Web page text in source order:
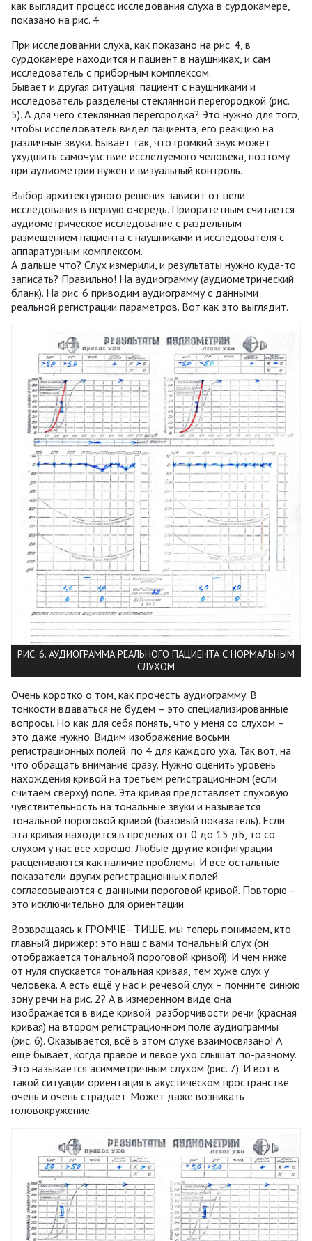
как выглядит процесс исследования слуха в сурдокамере,
показано на рис. 4.
При исследовании слуха, как показано на рис. 4, в
сурдокамере находится и пациент в наушниках, и сам
исследователь с приборным комплексом.
Бывает и другая ситуация: пациент с наушниками и
исследователь разделены стеклянной перегородкой (рис.
5). А для чего стеклянная перегородка? Это нужно для того,
чтобы исследователь видел пациента, его реакцию на
различные звуки. Бывает так, что громкий звук может
ухудшить самочувствие исследуемого человека, поэтому
при аудиометрии нужен и визуальный контроль.
Выбор архитектурного решения зависит от цели
исследования в первую очередь. Приоритетным считается
аудиометрическое исследование с раздельным
размещением пациента с наушниками и исследователя с
аппаратурным комплексом.
А дальше что? Слух измерили, и результаты нужно куда-то
записать? Правильно! На аудиограмму (аудиометрический
бланк). На рис. 6 приводим аудиограмму с данными
реальной регистрации параметров. Вот как это выглядит.
РИС. 6. АУДИОГРАММА РЕАЛЬНОГО ПАЦИЕНТА С НОРМАЛЬНЫМ
СЛУХОМ
Очень коротко о том, как прочесть аудиограмму. В
тонкости вдаваться не будем – это специализированные
вопросы. Но как для себя понять, что у меня со слухом –
это даже нужно. Видим изображение восьми
регистрационных полей: по 4 для каждого уха. Так вот, на
что обращать внимание сразу. Нужно оценить уровень
нахождения кривой на третьем регистрационном (если
считаем сверху) поле. Эта кривая представляет слуховую
чувствительность на тональные звуки и называется
тональной пороговой кривой (базовый показатель). Если
эта кривая находится в пределах от 0 до 15 дБ, то со
слухом у нас всё хорошо. Любые другие конфигурации
расцениваются как наличие проблемы. И все остальные
показатели других регистрационных полей
согласовываются с данными пороговой кривой. Повторю –
это исключительно для ориентации.
Возвращаясь к ГРОМЧЕ–ТИШЕ, мы теперь понимаем, кто
главный дирижер: это наш с вами тональный слух (он
отображается тональной пороговой кривой). И чем ниже
от нуля спускается тональная кривая, тем хуже слух у
человека. А есть ещё у нас и речевой слух – помните синюю
зону речи на рис. 2? А в измеренном виде она
изображается в виде кривой разборчивости речи (красная
кривая) на втором регистрационном поле аудиограммы
(рис. 6). Оказывается, всё в этом слухе взаимосвязано! А
ещё бывает, когда правое и левое ухо слышат по-разному.
Это называется асимметричным слухом (рис. 7). И вот в
такой ситуации ориентация в акустическом пространстве
очень и очень страдает. Может даже возникать
головокружение.